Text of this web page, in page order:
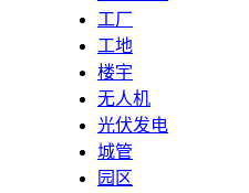
工厂
工地
楼宇
无人机
光伏发电
城管
园区